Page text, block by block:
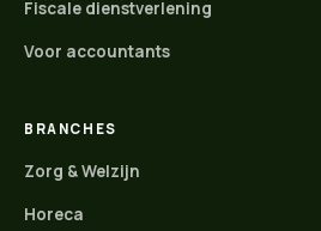
Fiscale dienstverlening
Voor accountants
BRANCHES
Zorg & Welzijn
Horeca